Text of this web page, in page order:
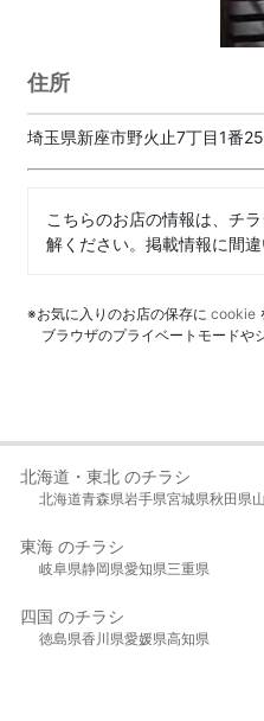
住所
埼玉県新座市野火止7丁目1番
こちらのお店の情報は、チ
解ください。掲載情報に間
※お気に入りのお店の保存に cookie
ブラウザのプライベートモードや
北海道・東北 のチラシ
北海道青森県岩手県宮城県秋田県
東海 のチラシ
岐阜県静岡県愛知県三重県
四国 のチラシ
徳島県香川県愛媛県高知県